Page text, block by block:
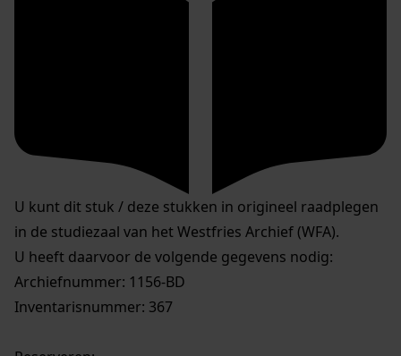
U kunt dit stuk / deze stukken in origineel raadplegen
in de studiezaal van het Westfries Archief (WFA).
U heeft daarvoor de volgende gegevens nodig:
Archiefnummer: 1156-BD
Inventarisnummer: 367